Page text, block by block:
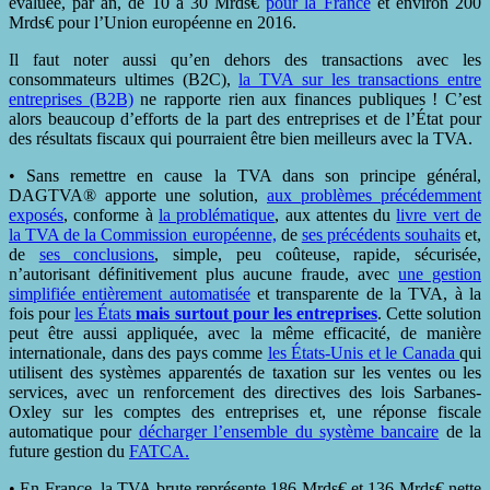
Mrds€ pour l’Union européenne en 2016.
Il faut noter aussi qu’en dehors des transactions avec les
consommateurs ultimes (B2C),la TVA sur les transactions entre
entreprises (B2B)ne rapporte rien aux finances publiques ! C’est
alors beaucoup d’efforts de la part des entreprises et de l’État pour
des résultats fiscaux qui pourraient être bien meilleurs avec la TVA.
• Sans remettre en cause la TVA dans son principe général,
DAGTVA® apporte une solution, aux problèmes précédemment
exposés, conforme à la problématique, aux attentes dulivre vert de
la TVA de la Commission européenne, de ses précédents souhaitset,
de ses conclusions, simple, peu coûteuse, rapide, sécurisée,
n’autorisant définitivement plus aucune fraude, avec une gestion
simplifiée entièrement automatiséeet transparente de la TVA, à la
fois pourles Étatsmais surtout pour les entreprises. Cette solution
peut être aussi appliquée, avec la même efficacité, de manière
internationale, dans des pays comme les États-Unis et le Canada qui
utilisent des systèmes apparentés de taxation sur les ventes ou les
services, avec un renforcement des directives des lois Sarbanes-
Oxley sur les comptes des entreprises et, une réponse fiscale
automatique pour décharger l’ensemble du système bancaire de la
future gestion du FATCA.